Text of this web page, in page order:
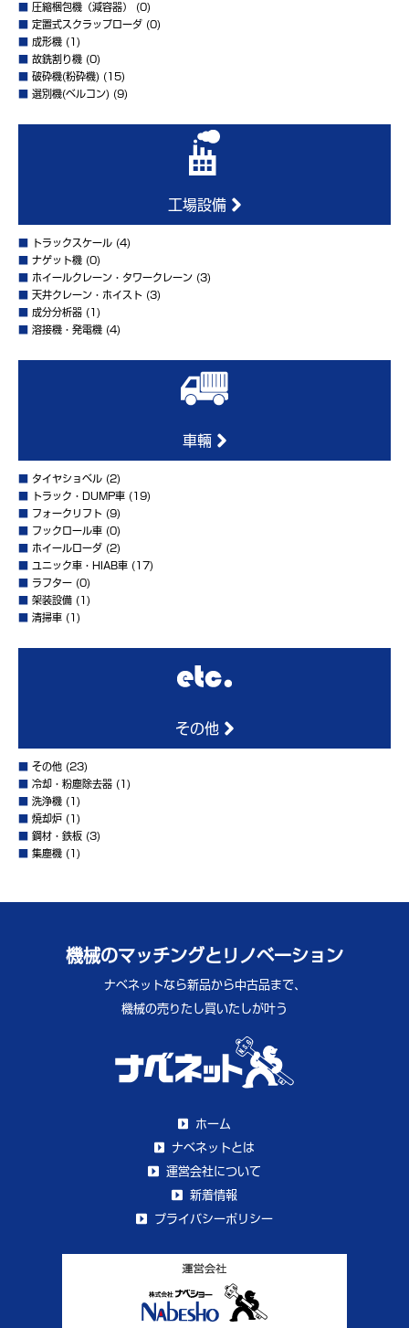
圧縮梱包機（減容器）
(0)
定置式スクラップローダ (0)
成形機 (1)
故銑割り機 (0)
破砕機(粉砕機) (15)
選別機(ベルコン) (9)
工場設備
トラックスケール (4)
ナゲット機 (0)
ホイールクレーン・タワークレーン (3)
天井クレーン・ホイスト (3)
成分分析器 (1)
溶接機・発電機 (4)
車輛
タイヤショベル (2)
トラック・DUMP車 (19)
フォークリフト (9)
フックロール車 (0)
ホイールローダ (2)
ユニック車・HIAB車 (17)
ラフター (0)
架装設備 (1)
清掃車 (1)
その他
その他 (23)
冷却・粉塵除去器 (1)
洗浄機 (1)
焼却炉 (1)
鋼材・鉄板 (3)
集塵機 (1)
機械のマッチングとリノベーション
ナベネットなら新品から中古品まで、
機械の売りたし買いたしが叶う
ホーム
ナベネットとは
運営会社について
新着情報
プライバシーポリシー